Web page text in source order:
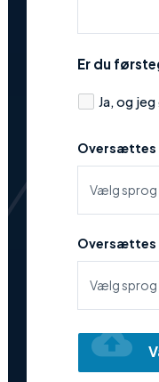
Er du
Ja, og
Oversættes
Oversættes
cloud_upload